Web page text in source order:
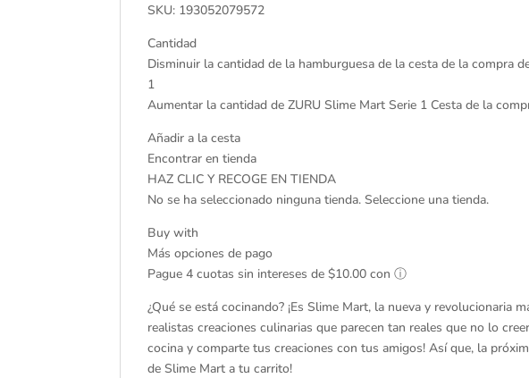
SKU: 193052079572
Cantidad
Disminuir la cantidad de la hamburguesa de la cesta de la compra
1
Aumentar la cantidad de ZURU Slime Mart Serie 1 Cesta de la
Añadir a la cesta
Encontrar en tienda
HAZ CLIC Y RECOGE EN TIENDA
No se ha seleccionado ninguna tienda. Seleccione una tienda.
Buy with
Más opciones de pago
Pague 4 cuotas sin intereses de $10.00 con ⓘ
¿Qué se está cocinando? ¡Es Slime Mart, la nueva y revolucionaria
realistas creaciones culinarias que parecen tan reales que no lo
cocina y comparte tus creaciones con tus amigos! Así que, la
de Slime Mart a tu carrito!